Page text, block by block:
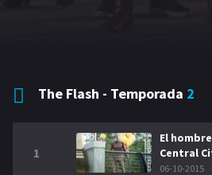
Erotica Terror
The Flash - Temporada 2
1
El
Central
06-10-2015